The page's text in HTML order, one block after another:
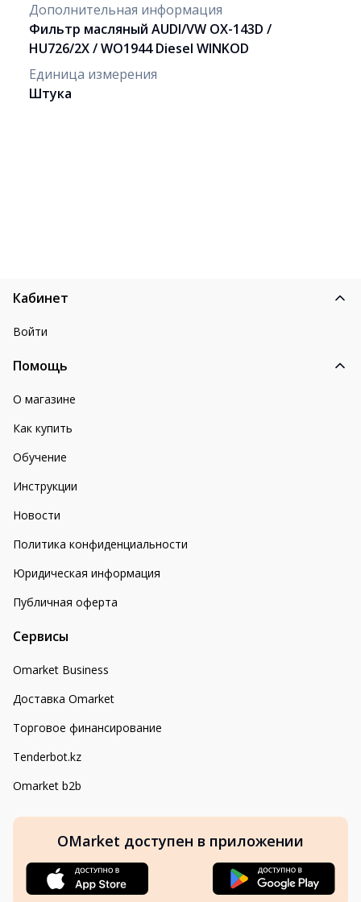
Дополнительная информация
Фильтр масляный AUDI/VW OX-143D /
HU726/2X / WO1944 Diesel WINKOD
Единица измерения
Штука
Кабинет
Войти
Помощь
О магазине
Как купить
Обучение
Инструкции
Новости
Политика конфиденциальности
Юридическая информация
Публичная оферта
Сервисы
Omarket Business
Доставка Omarket
Торговое финансирование
Tenderbot.kz
Omarket b2b
OMarket доступен в приложении